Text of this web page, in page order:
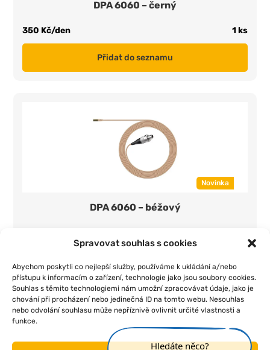
Spravovat souhlas s cookies
Abychom poskytli co nejlepší služby, používáme k ukládání a/nebo
přístupu k informacím o zařízení, technologie jako jsou soubory cookies.
Souhlas s těmito technologiemi nám umožní zpracovávat údaje, jako je
chování při procházení nebo jedinečná ID na tomto webu. Nesouhlas
nebo odvolání souhlasu může nepříznivě ovlivnit určité vlastnosti a
funkce.
DPA 6060 – černý
350 Kč/den 1 ks
Přidat do seznamu
Novinka
DPA 6060 – béžový
Úvod | O nás | Pojištění | Obchodní podmínky | Kontakt
Hledáte něco?